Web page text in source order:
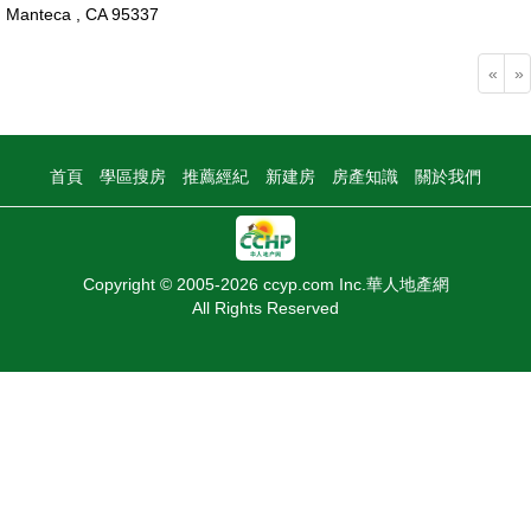
Manteca , CA 95337
« »
首頁 學區搜房 推薦經紀 新建房 房產知識 關於我們
Copyright © 2005-2026 ccyp.com Inc.華人地產網
All Rights Reserved